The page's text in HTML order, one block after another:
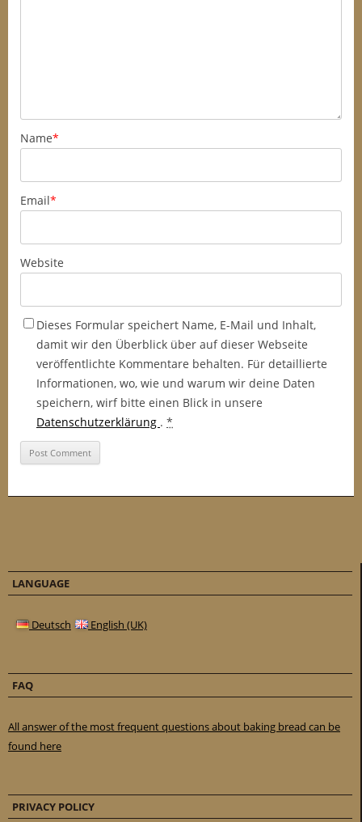
Name*
Email*
Website
Dieses Formular speichert Name, E-Mail und Inhalt,
damit wir den Überblick über auf dieser Webseite
veröffentlichte Kommentare behalten. Für detaillierte
Informationen, wo, wie und warum wir deine Daten
speichern, wirf bitte einen Blick in unsere
Datenschutzerklärung . *
LANGUAGE
Deutsch English (UK)
FAQ
All answer of the most frequent questions about baking bread can be
found here
PRIVACY POLICY